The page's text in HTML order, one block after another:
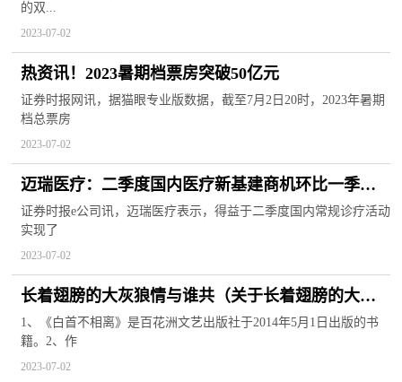
的双...
2023-07-02
热资讯！2023暑期档票房突破50亿元
证券时报网讯，据猫眼专业版数据，截至7月2日20时，2023年暑期
档总票房
2023-07-02
迈瑞医疗：二季度国内医疗新基建商机环比一季度
末持续增加
证券时报e公司讯，迈瑞医疗表示，得益于二季度国内常规诊疗活动
实现了
2023-07-02
长着翅膀的大灰狼情与谁共（关于长着翅膀的大灰
狼情与谁共的基本详情介绍）
1、《白首不相离》是百花洲文艺出版社于2014年5月1日出版的书
籍。2、作
2023-07-02